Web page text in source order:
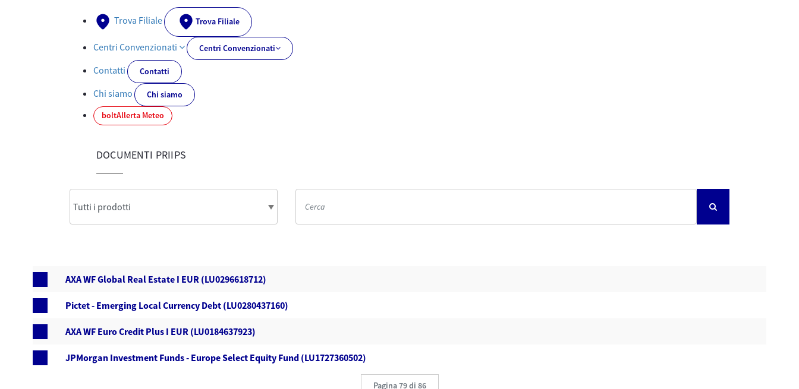
Trova Filiale Trova Filiale
Centri Convenzionati Centri Convenzionati
Contatti Contatti
Chi siamo
Chi siamo
boltAllerta Meteo
DOCUMENTI PRIIPS
AXA WF Global Real Estate I EUR (LU0296618712)
Pictet - Emerging Local Currency Debt (LU0280437160)
AXA WF Euro Credit Plus I EUR (LU0184637923)
JPMorgan Investment Funds - Europe Select Equity Fund (LU1727360502)
Pagina 79 di 86